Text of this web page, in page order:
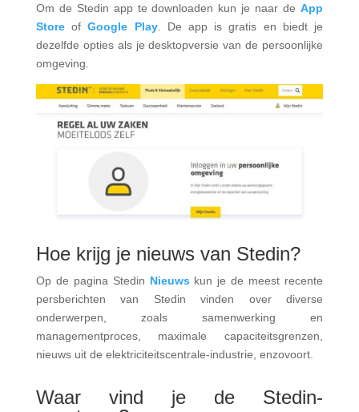
Om de Stedin app te downloaden kun je naar deApp
StoreofGoogle Play. De app is gratis en biedt je
dezelfde opties als je desktopversie van de persoonlijke
omgeving.
Hoe krijg je nieuws van Stedin?
Op de pagina Stedin Nieuws kun je de meest recente
persberichten van Stedin vinden over diverse
onderwerpen, zoals samenwerking en
managementproces, maximale capaciteitsgrenzen,
nieuws uit de elektriciteitscentrale-industrie, enzovoort.
Waar vind je de Stedin-